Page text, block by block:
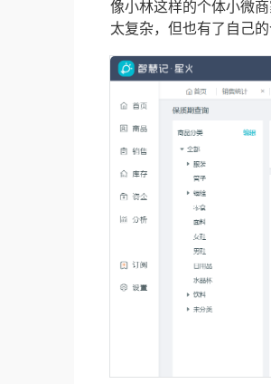
像小林这样的个体小微
太复杂，但也有了自己